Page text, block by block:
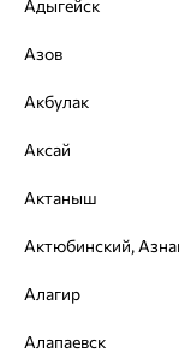
Размеры:
Адыгейск
Азов
Акбулак
Аксай
Актаныш
Алагир
Алапаевск